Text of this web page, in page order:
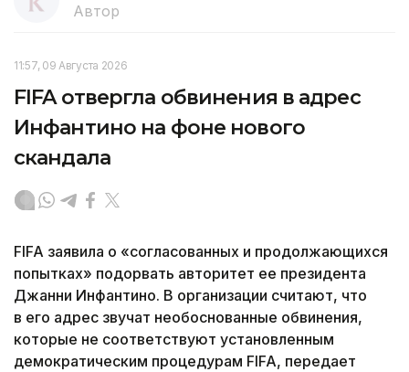
Автор
11:57, 09 Августа 2026
FIFA отвергла обвинения в адрес
Инфантино на фоне нового
скандала
FIFA заявила о «согласованных и продолжающихся
попытках» подорвать авторитет ее президента
Джанни Инфантино. В организации считают, что
в его адрес звучат необоснованные обвинения,
которые не соответствуют установленным
демократическим процедурам FIFA, передает